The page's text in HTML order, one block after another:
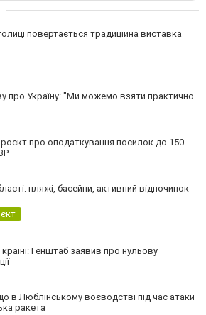
повертається традиційна виставка
про Україну: "Ми можемо взяти практично
про оподаткування посилок до 150
пляжі, басейни, активний відпочинок
Генштаб заявив про нульову
в Люблінському воєводстві під час атаки
ракета